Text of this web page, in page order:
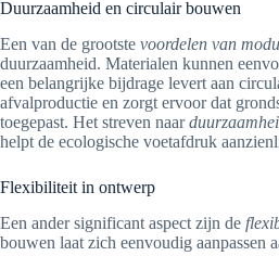
Duurzaamheid en circulair bouwen
Een van de grootste voordelen van
duurzaamheid. Materialen kunnen
een belangrijke bijdrage levert aan
afvalproductie en zorgt ervoor dat
toegepast. Het streven naar
helpt de ecologische voetafdruk
Flexibiliteit in ontwerp
Een ander significant aspect zijn de
bouwen laat zich eenvoudig aanpassen